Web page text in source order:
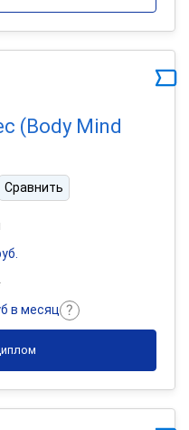
(Body Mind
Сравнить
в месяц